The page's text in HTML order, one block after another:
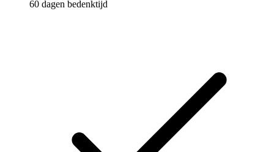
60 dagen bedenktijd